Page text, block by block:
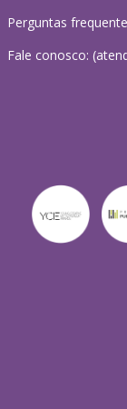
Perguntas
Fale conosco: